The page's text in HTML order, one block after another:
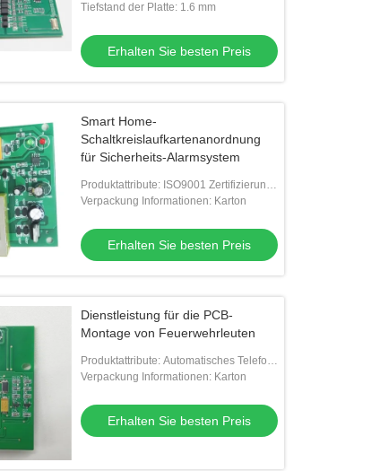
Tiefstand der Platte: 1.6 mm
Erhalten Sie besten Preis
Smart Home-
Schaltkreislaufkartenanordnung
für Sicherheits-Alarmsystem
Produktattribute: ISO9001 Zertifizierung,
ERP zur Prozesskontrolle, kein MOQ,
Verpackung Informationen: Karton
Erhalten Sie besten Preis
Dienstleistung für die PCB-
Montage von Feuerwehrleuten
Produktattribute: Automatisches Telefon-
Eingabesystem ohne Telefonleitung,
Kartenzugangskontrol
Verpackung Informationen: Karton
Erhalten Sie besten Preis